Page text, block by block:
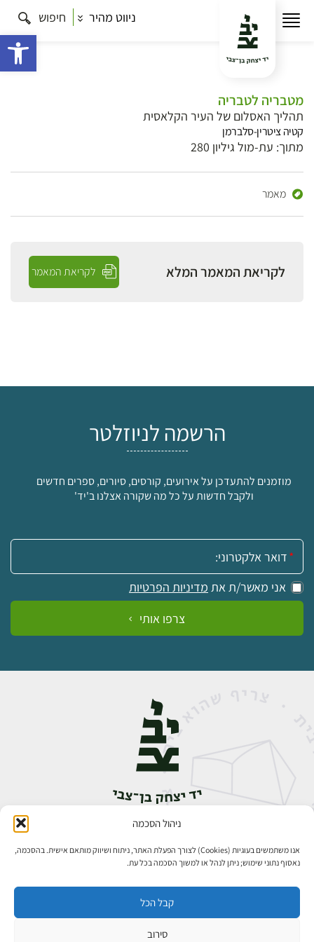
ניהול הסכמה
אנו משתמשים בעוגיות (Cookies) לצורך הפעלת האתר, ניתוח ושיווק מותאם אישית. בהסכמה,
נאסוף נתוני שימוש; ניתן לנהל או למשוך הסכמה בכל עת.
קבל הכל
סירוב
ניווט מהיר חיפוש
מטבריה לטבריה
תהליך האסלום של העיר הקלאסית
קטיה ציטרין-סלברמן
מתוך: עת-מול גיליון 280
מאמר
לקריאת המאמר המלא לקריאת המאמר
הרשמה לניוזלטר
מוזמנים להתעדכן על אירועים, קורסים, סיורים, ספרים חדשים
ולקבל חדשות על כל מה שקורה אצלנו ב'יד'
אימייל:
אני מאשר/ת את מדיניות הפרטיות
צרפו אותי
אבן גבירול 14, רחביה, ירושלים